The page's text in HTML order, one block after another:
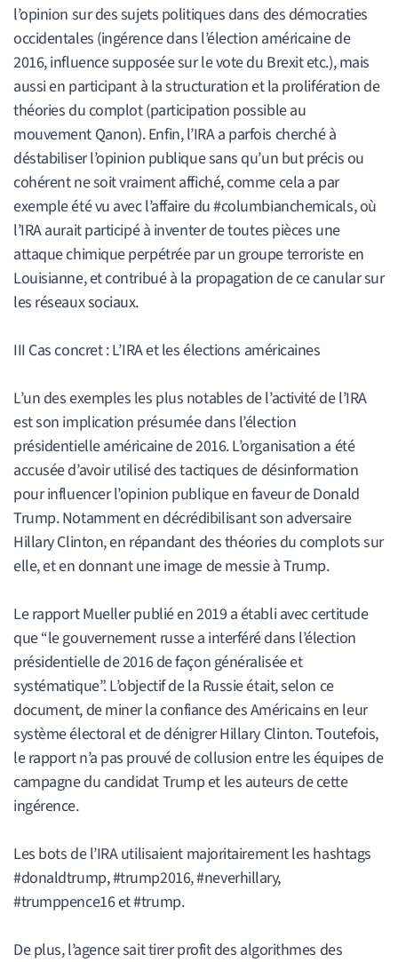
l’opinion sur des sujets politiques dans des démocraties
occidentales (ingérence dans l’élection américaine de
2016, influence supposée sur le vote du Brexit etc.), mais
aussi en participant à la structuration et la prolifération de
théories du complot (participation possible au
mouvement Qanon). Enfin, l’IRA a parfois cherché à
déstabiliser l’opinion publique sans qu’un but précis ou
cohérent ne soit vraiment affiché, comme cela a par
exemple été vu avec l’affaire du #columbianchemicals, où
l’IRA aurait participé à inventer de toutes pièces une
attaque chimique perpétrée par un groupe terroriste en
Louisianne, et contribué à la propagation de ce canular sur
les réseaux sociaux.
III Cas concret : L’IRA et les élections américaines
L’un des exemples les plus notables de l’activité de l’IRA
est son implication présumée dans l’élection
présidentielle américaine de 2016. L’organisation a été
accusée d’avoir utilisé des tactiques de désinformation
pour influencer l’opinion publique en faveur de Donald
Trump. Notamment en décrédibilisant son adversaire
Hillary Clinton, en répandant des théories du complots sur
elle, et en donnant une image de messie à Trump.
Le rapport Mueller publié en 2019 a établi avec certitude
que “le gouvernement russe a interféré dans l’élection
présidentielle de 2016 de façon généralisée et
systématique”. L’objectif de la Russie était, selon ce
document, de miner la confiance des Américains en leur
système électoral et de dénigrer Hillary Clinton. Toutefois,
le rapport n’a pas prouvé de collusion entre les équipes de
campagne du candidat Trump et les auteurs de cette
ingérence.
Les bots de l’IRA utilisaient majoritairement les hashtags
#donaldtrump, #trump2016, #neverhillary,
#trumppence16 et #trump.
De plus, l’agence sait tirer profit des algorithmes des